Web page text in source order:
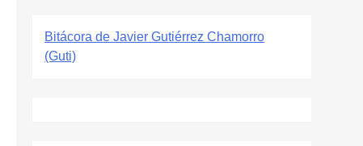
Bitácora de Javier Gutiérrez Chamorro
(Guti)